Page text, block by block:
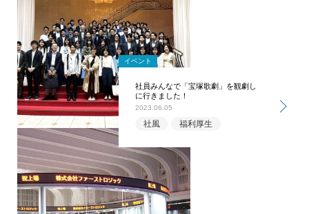
イベント
社員みんなで「宝塚歌劇」を観劇し
に行きました！
2023.06.05
社風 福利厚生